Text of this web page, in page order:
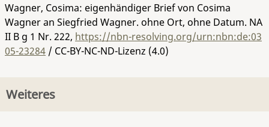
Wagner, Cosima: eigenhändiger Brief von Cosima
Wagner an Siegfried Wagner. ohne Ort, ohne Datum. NA
II B g 1 Nr. 222, https://nbn-resolving.org/urn:nbn:de:03
05-23284 / CC-BY-NC-ND-Lizenz (4.0)
Weiteres